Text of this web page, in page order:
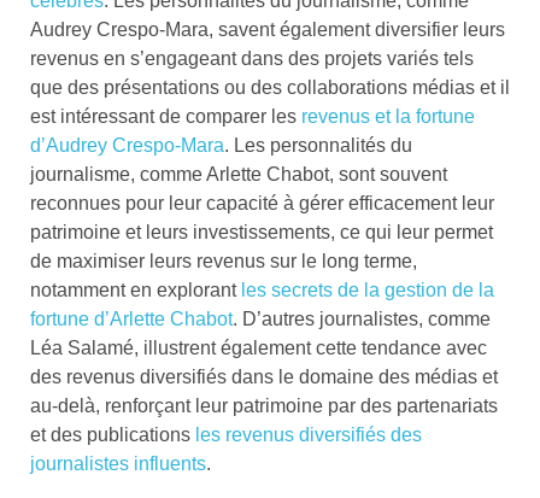
Audrey Crespo-Mara, savent également diversifier leurs
revenus en s’engageant dans des projets variés tels
que des présentations ou des collaborations médias et il
est intéressant de comparer les revenus et la fortune
d’Audrey Crespo-Mara. Les personnalités du
journalisme, comme Arlette Chabot, sont souvent
reconnues pour leur capacité à gérer efficacement leur
patrimoine et leurs investissements, ce qui leur permet
de maximiser leurs revenus sur le long terme,
notamment en explorant les secrets de la gestion de la
fortune d’Arlette Chabot. D’autres journalistes, comme
Léa Salamé, illustrent également cette tendance avec
des revenus diversifiés dans le domaine des médias et
au-delà, renforçant leur patrimoine par des partenariats
et des publications les revenus diversifiés des
journalistes influents.